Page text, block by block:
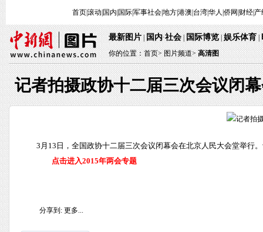
首页|滚动 国内 国际|军事社会|地方|港澳 台湾|华人 侨网 财经| 产
最新图片|国内·社会|国际博览|娱乐体育|
你的位置：首页>图片频道> 高清图
记者拍摄政协十二届三次会议闭
3月13日，全国政协十二届三次会议闭幕会在北京人民大会堂举行
点击进入2015年两会专题
分享到: 更多...